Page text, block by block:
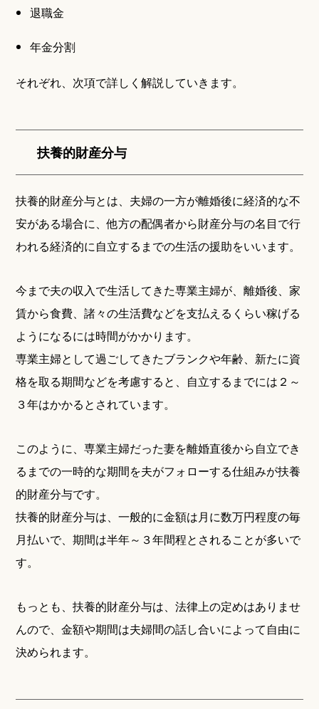
退職金
年金分割
それぞれ、次項で詳しく解説していきます。
扶養的財産分与
扶養的財産分与とは、夫婦の一方が離婚後に経済的な不
安がある場合に、他方の配偶者から財産分与の名目で行
われる経済的に自立するまでの生活の援助をいいます。
今まで夫の収入で生活してきた専業主婦が、離婚後、家
賃から食費、諸々の生活費などを支払えるくらい稼げる
ようになるには時間がかかります。
専業主婦として過ごしてきたブランクや年齢、新たに資
格を取る期間などを考慮すると、自立するまでには２～
３年はかかるとされています。
このように、専業主婦だった妻を離婚直後から自立でき
るまでの一時的な期間を夫がフォローする仕組みが扶養
的財産分与です。
扶養的財産分与は、一般的に金額は月に数万円程度の毎
月払いで、期間は半年～３年間程とされることが多いで
す。
もっとも、扶養的財産分与は、法律上の定めはありませ
んので、金額や期間は夫婦間の話し合いによって自由に
決められます。